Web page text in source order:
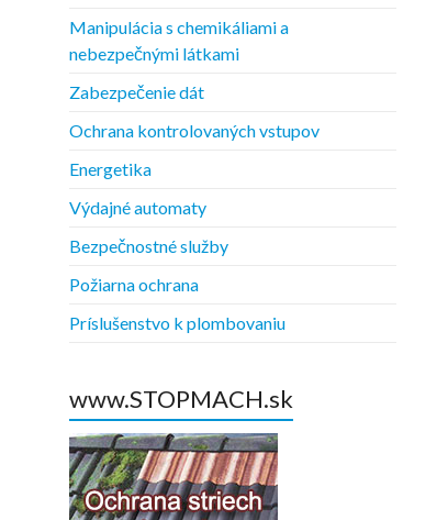
Manipulácia s chemikáliami a
nebezpečnými látkami
Zabezpečenie dát
Ochrana kontrolovaných vstupov
Energetika
Výdajné automaty
Bezpečnostné služby
Požiarna ochrana
Príslušenstvo k plombovaniu
www.STOPMACH.sk